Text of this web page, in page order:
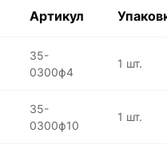
Артикул
35-
0300ф4
1 шт.
35-
0300ф10
1 шт.